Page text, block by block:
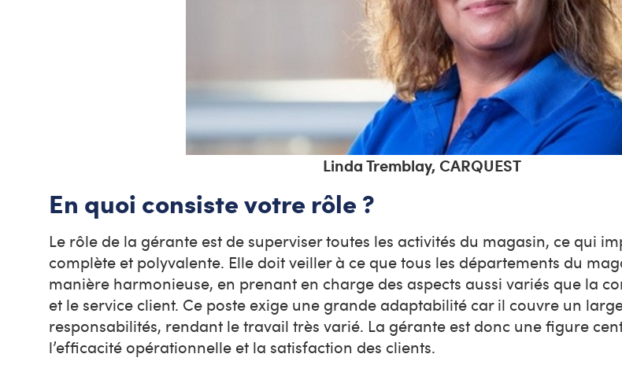
Linda Tremblay, CARQUEST
En quoi consiste votre rôle ?
Le rôle de la gérante est de superviser toutes les activités du magasin, ce qui
complète et polyvalente. Elle doit veiller à ce que tous les départements du
manière harmonieuse, en prenant en charge des aspects aussi variés que la
et le service client. Ce poste exige une grande adaptabilité car il couvre un
responsabilités, rendant le travail très varié. La gérante est donc une figure
l’efficacité opérationnelle et la satisfaction des clients.